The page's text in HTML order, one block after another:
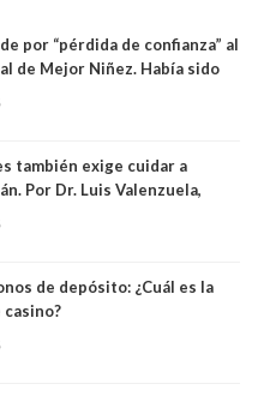
por “pérdida de confianza” al
de Mejor Niñez. Había sido
también exige cuidar a
Por Dr. Luis Valenzuela,
Silva Henríquez
de depósito: ¿Cuál es la